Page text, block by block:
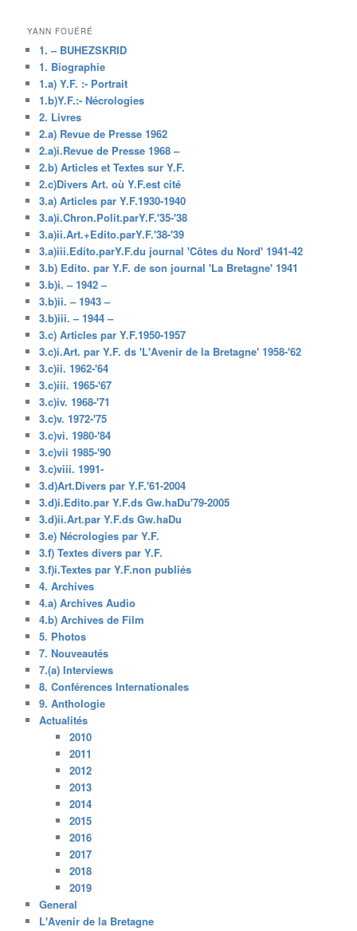
YANN FOUÉRÉ
1. – BUHEZSKRID
1. Biographie
1.a) Y.F. :- Portrait
1.b)Y.F.:- Nécrologies
2. Livres
2.a) Revue de Presse 1962
2.a)i.Revue de Presse 1968 –
2.b) Articles et Textes sur Y.F.
2.c)Divers Art. où Y.F.est cité
3.a) Articles par Y.F.1930-1940
3.a)i.Chron.Polit.parY.F.'35-'38
3.a)ii.Art.+Edito.parY.F.'38-'39
3.a)iii.Edito.parY.F.du journal 'Côtes du Nord' 1941-42
3.b) Edito. par Y.F. de son journal 'La Bretagne' 1941
3.b)i. – 1942 –
3.b)ii. – 1943 –
3.b)iii. – 1944 –
3.c) Articles par Y.F.1950-1957
3.c)i.Art. par Y.F. ds 'L'Avenir de la Bretagne' 1958-'62
3.c)ii. 1962-'64
3.c)iii. 1965-'67
3.c)iv. 1968-'71
3.c)v. 1972-'75
3.c)vi. 1980-'84
3.c)vii 1985-'90
3.c)viii. 1991-
3.d)Art.Divers par Y.F.'61-2004
3.d)i.Edito.par Y.F.ds Gw.haDu'79-2005
3.d)ii.Art.par Y.F.ds Gw.haDu
3.e) Nécrologies par Y.F.
3.f) Textes divers par Y.F.
3.f)i.Textes par Y.F.non publiés
4. Archives
4.a) Archives Audio
4.b) Archives de Film
5. Photos
7. Nouveautés
7.(a) Interviews
8. Conférences Internationales
9. Anthologie
Actualités
2010
2011
2012
2013
2014
2015
2016
2017
2018
2019
General
L'Avenir de la Bretagne